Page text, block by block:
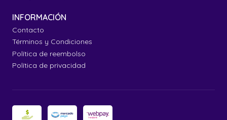
INFORMACIÓN
Contacto
Términos y Condiciones
Política de reembolso
Política de privacidad